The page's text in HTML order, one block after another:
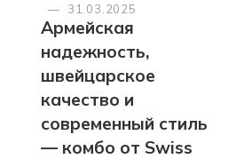
—
31.03.2025
Армейская
надежность,
швейцарское
качество и
современный стиль
— комбо от Swiss